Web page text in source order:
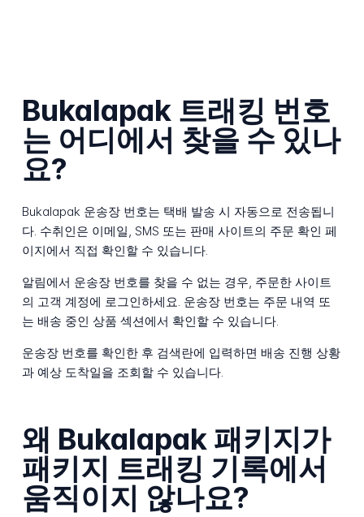
Bukalapak 트래킹 번호
는 어디에서 찾을 수 있나
요?
Bukalapak 운송장 번호는 택배 발송 시 자동으로 전송됩니
다. 수취인은 이메일, SMS 또는 판매 사이트의 주문 확인 페
이지에서 직접 확인할 수 있습니다.
알림에서 운송장 번호를 찾을 수 없는 경우, 주문한 사이트
의 고객 계정에 로그인하세요. 운송장 번호는 주문 내역 또
는 배송 중인 상품 섹션에서 확인할 수 있습니다.
운송장 번호를 확인한 후 검색란에 입력하면 배송 진행 상황
과 예상 도착일을 조회할 수 있습니다.
왜 Bukalapak 패키지가
패키지 트래킹 기록에서
움직이지 않나요?